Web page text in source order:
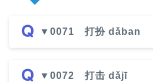
▼0071 打扮 dǎban
▼0072 打击 dǎjī